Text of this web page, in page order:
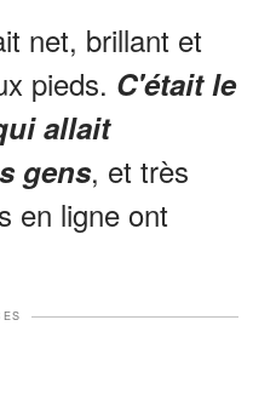
net, brillant et
pieds. C'était le
allait
gens, et très
en ligne ont